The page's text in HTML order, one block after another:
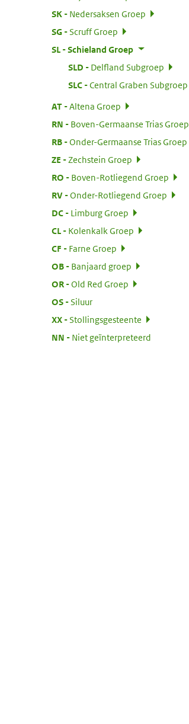
SK:
Nedersaksen Groep
SG:
Scruff Groep
SL
Schieland Groep
SLD
Delfland Subgroep
SLC:
Central Graben Subgroep
AT:
Altena Groep
RN
Boven-Germaanse Trias Groep
RB:
Onder-Germaanse Trias Groep
ZE
Zechstein Groep
RO
Boven-Rotliegend Groep
RV:
Onder-Rotliegend Groep
DC:
Limburg Groep
CL
Kolenkalk Groep
CF
Farne Groep
OB:
Banjaard groep
OR:
Old Red Groep
OS:
Siluur
XX:
Stollingsgesteente
NN
Niet geïnterpreteerd